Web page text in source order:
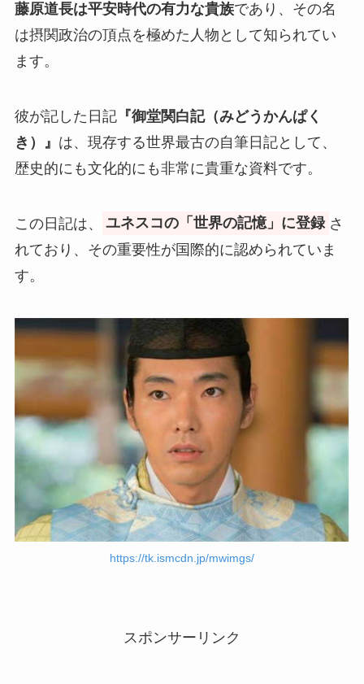
藤原道長は平安時代の有力な貴族であり、その名
は摂関政治の頂点を極めた人物として知られてい
ます。
彼が記した日記『御堂関白記（みどうかんぱく
き）』 は、現存する世界最古の自筆日記として、
歴史的にも文化的にも非常に貴重な資料です。
この日記は、 ユネスコの「世界の記憶」に登録 さ
れており、その重要性が国際的に認められていま
す。
https://tk.ismcdn.jp/mwimgs/
スポンサーリンク